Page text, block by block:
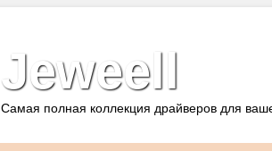
Jeweell
Самая полная коллекция драйверов для